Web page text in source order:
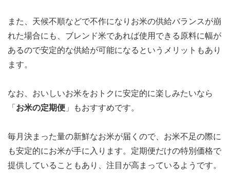
また、天候不順などで不作になりお米の供給バランスが崩
れた場合にも、ブレンド米であれば使用できる原料に幅が
あるので安定的な供給が可能になるというメリットもあり
ます。
なお、おいしいお米をおトクに安定的に楽しみたいなら
「お米の定期便 」もおすすめです。
毎月決まった量の新鮮なお米が届くので、お米不足の際に
も安定的にお米が手に入ります。定期便だけの特別価格で
提供していることもあり、注目が高まっているようです。